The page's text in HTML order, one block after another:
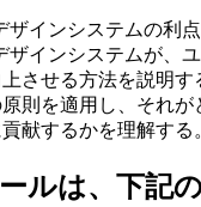
ザインシステムの利
ザインシステムが、
させる方法を説明す
則を適用し、それが
献するかを理解する
ルは、下記